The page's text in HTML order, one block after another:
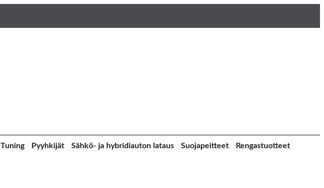
Tuning Pyyhkijät Sähkö- ja hybridiauton lataus Suojapeitteet
Rengastuotteet